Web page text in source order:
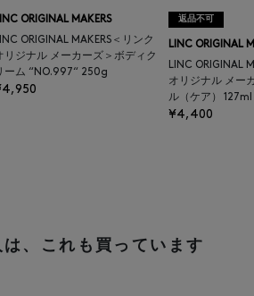
ORIGINAL MAKERS
ORIGINAL MAKERS＜リンク
リジナル メーカーズ＞ボディク
ーム “NO.997“ 250g
返品不可
LINC ORIGINAL
LINC ORIGINAL
オリジナル メー
ル（ケア） 127ml
¥4,400
、これも買っています